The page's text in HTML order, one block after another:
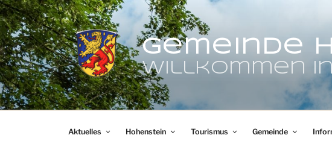
Zum
Inhalt
springen
Gemeinde
Willkommen
Aktuelles Hohenstein Tourismus Gemeinde